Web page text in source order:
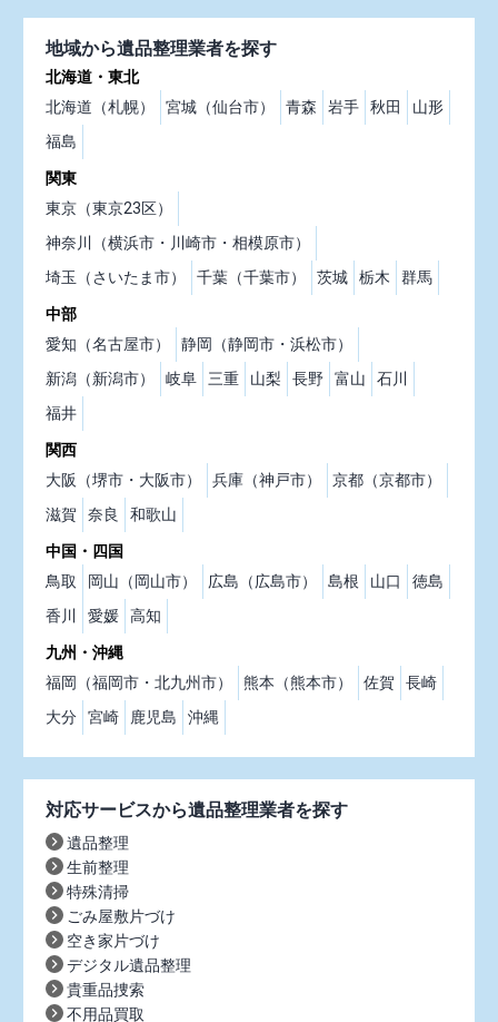
地域から遺品整理業者を探す
北海道・東北
北海道（札幌）
宮城（仙台市） 青森 岩手 秋田
山形
福島
関東
東京（東京23区）
神奈川（横浜市・川崎市・相模原市）
埼玉（さいたま市）
千葉（千葉市） 茨城 栃木 群馬
中部
愛知（名古屋市）
静岡（静岡市・浜松市）
新潟（新潟市）
岐阜 三重 山梨 長野 富山
石川
福井
関西
大阪（堺市・大阪市）
兵庫（神戸市）
京都（京都市）
滋賀
奈良 和歌山
中国・四国
鳥取
岡山（岡山市） 広島（広島市） 島根 山口
徳島
香川
愛媛 高知
九州・沖縄
福岡（福岡市・北九州市）
熊本（熊本市） 佐賀
長崎
大分
宮崎 鹿児島 沖縄
対応サービスから遺品整理業者を探す
遺品整理
生前整理
特殊清掃
ごみ屋敷片づけ
空き家片づけ
デジタル遺品整理
貴重品捜索
不用品買取